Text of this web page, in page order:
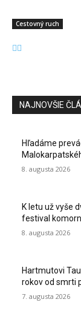
Cestovný ruch
NAJNOVŠIE
Hľadáme
8. augusta 2026
K letu už vyše
festival
8. augusta 2026
Hartmutovi
rokov od smrti
7. augusta 2026